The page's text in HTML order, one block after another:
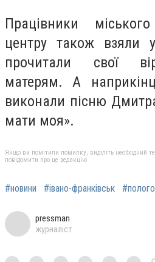
Працівники
центру також взяли
прочитали свої
матерям. А
виконали пісню
мати моя».
Якщо ви помітили помилку, виділіть необхідний
повідомити про це редакцію
#новини #івано-франківськ
pressman
журналіст